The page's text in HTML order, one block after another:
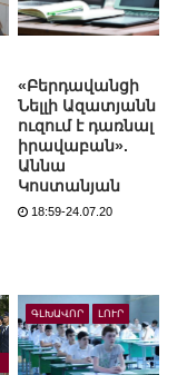
«Բերդավանցի
Նելլի Ազատյանն
ուզում է դառնալ
իրավաբան».
Աննա
Կոստանյան
18:59-24.07.20
ԳԼԽԱՎՈՐ ԼՈՒՐ